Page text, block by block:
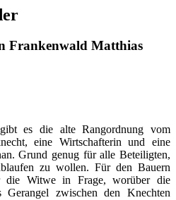
Frankenwald Matthias
es die alte Rangordnung vom
eine Wirtschafterin und eine
Grund genug für alle Beteiligten,
zu wollen. Für den Bauern
die Witwe in Frage, worüber die
Gerangel zwischen den Knechten